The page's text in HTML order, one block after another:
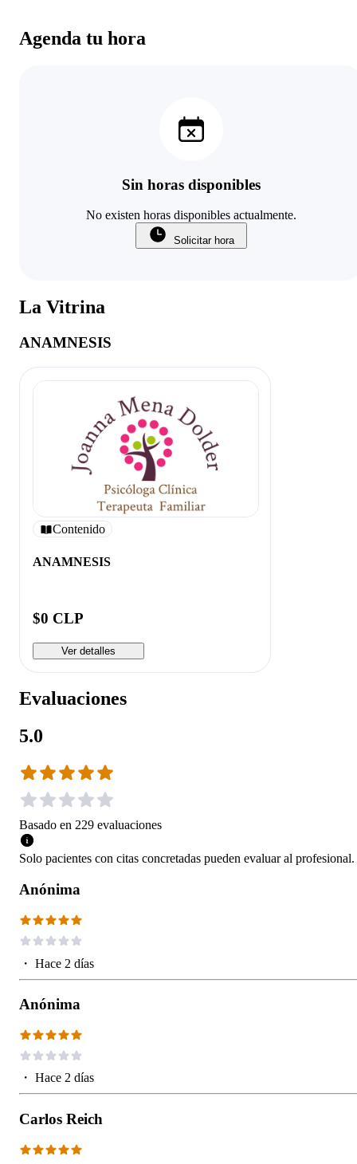
Agenda tu hora
Sin horas disponibles
No existen horas disponibles actualmente.
Solicitar hora
La Vitrina
ANAMNESIS
Contenido
ANAMNESIS
$0 CLP
Ver detalles
Evaluaciones
5.0
Basado en 229 evaluaciones
Solo pacientes con citas concretadas pueden evaluar al profesional.
Anónima
・ Hace 2 días
Anónima
・ Hace 2 días
Carlos Reich